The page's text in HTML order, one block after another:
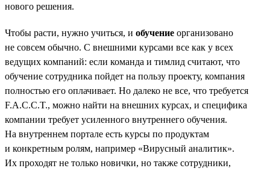
нового решения.
Чтобы расти, нужно учиться, и обучение организовано
не совсем обычно. С внешними курсами все как у всех
ведущих компаний: если команда и тимлид считают, что
обучение сотрудника пойдет на пользу проекту, компания
полностью его оплачивает. Но далеко не все, что требуется
F.A.C.C.T., можно найти на внешних курсах, и специфика
компании требует усиленного внутреннего обучения.
На внутреннем портале есть курсы по продуктам
и конкретным ролям, например «Вирусный аналитик».
Их проходят не только новички, но также сотрудники,